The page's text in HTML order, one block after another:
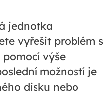
jednotka
vyřešit problém s
výše
možností je
disku nebo